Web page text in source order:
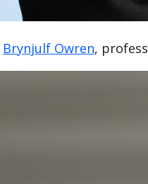
Brynjulf Owren,